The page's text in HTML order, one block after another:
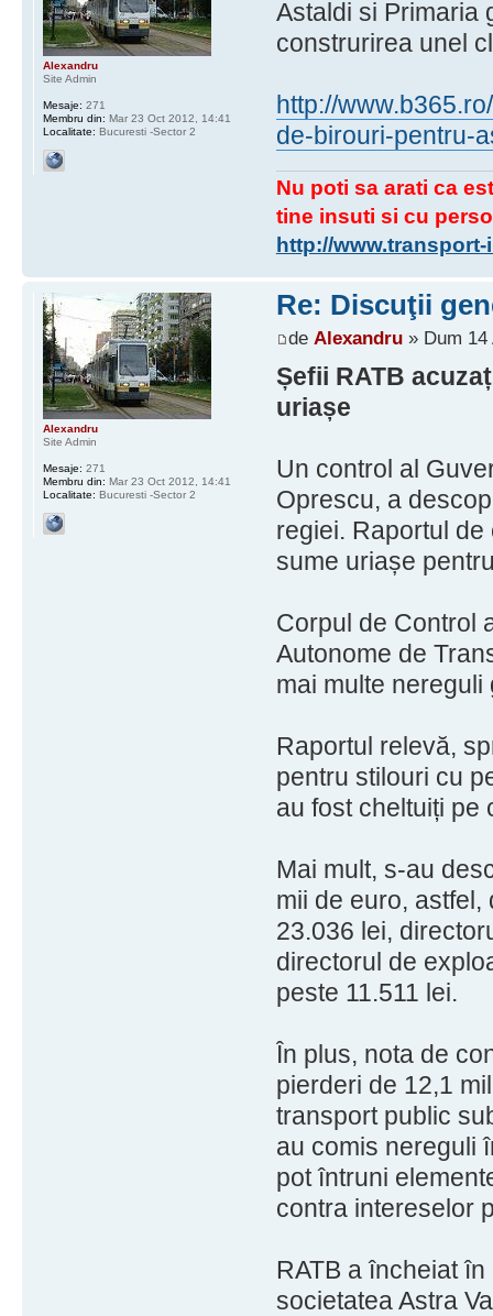
Astaldi si Primaria
construrirea unel
http://
de-birouri-pentru-
Nu poti sa arati ca
tine insuti si cu
http://
Alexandru
Site Admin
Mesaje: 271
Membru din: Mar 23 Oct 2012, 14:41
Localitate: Bucuresti -Sector 2
Re: Discuţii
de Alexandru» Dum 14
Șefii RATB
uriașe
Un control al
Oprescu, a
regiei. Raportul
sume uriașe
Corpul de Control
Autonome de
mai multe
Raportul relevă,
pentru stilouri cu
au fost cheltuiți pe
Mai mult, s-au
mii de euro,
23.036 lei,
directorul de
peste 11.511 lei.
În plus, nota de
pierderi de 12,1
transport public
au comis nereguli
pot întruni
contra intereselor
RATB a încheiat
societatea Astra
Alexandru
Site Admin
Mesaje: 271
Membru din: Mar 23 Oct 2012, 14:41
Localitate: Bucuresti -Sector 2